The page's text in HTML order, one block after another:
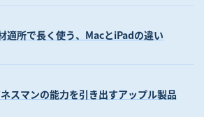
適所で長く使う、MacとiPadの違い
スマンの能力を引き出すアップル製品